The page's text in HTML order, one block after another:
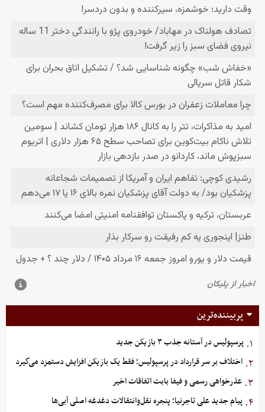
پربیننده‌ترین
۱. پرسپولیس در آستانه جذب ۳ بازیکن جدید
۲. اختلاف بر سر قرارداد در پرسپولیس؛ فقط یک بازیکن افزایش دستمزد می‌گیرد
۳. عذرخواهی رسمی و فیفا بابت اتفاقات اخیر
۴. پیام جدید علی تاجرنیا؛ پنجره نقل‌وانتقالات دغدغه اصلی آبی‌ها